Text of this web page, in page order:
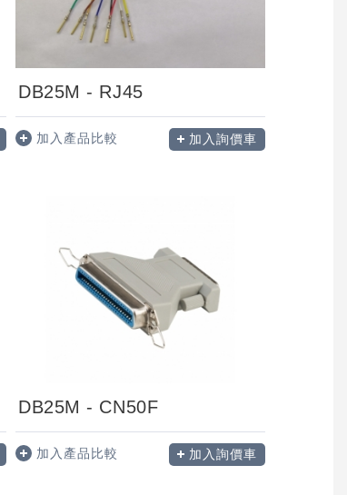
DB25M - RJ45
加入產品比較 加入詢價車
DB25M - CN50F
加入產品比較 加入詢價車